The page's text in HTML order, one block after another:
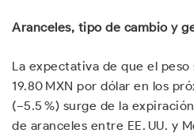
Aranceles, tipo de cambio y
La expectativa de que el
19.80 MXN por dólar en los
(−5.5 %) surge de la
de aranceles entre EE. UU. y